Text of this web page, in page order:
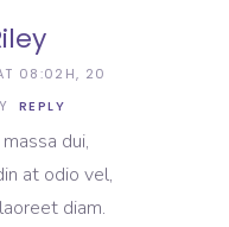
08:02H, 20
REPLY
dui,
at odio vel,
diam.